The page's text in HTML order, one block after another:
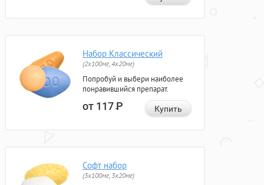
Набор Классический
(2x100мг, 4x20мг)
Попробуй и выбери наиболее
понравившийся препарат.
от 117Р Купить
Софт набор
(3x100мг, 3x20мг)